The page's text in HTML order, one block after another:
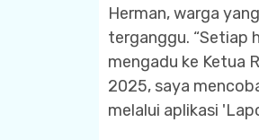
Herman, warga
terganggu. “Setiap
mengadu ke Ketua
2025, saya
melalui aplikasi